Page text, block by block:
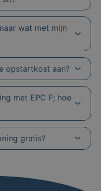
wat met mijn
opstartkost aan?
met EPC F; hoe
gratis?